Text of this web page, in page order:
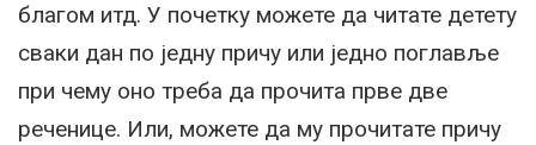
благом итд. У почетку можете да читате детету
сваки дан по једну причу или једно поглавље
при чему оно треба да прочита прве две
реченице. Или, можете да му прочитате причу